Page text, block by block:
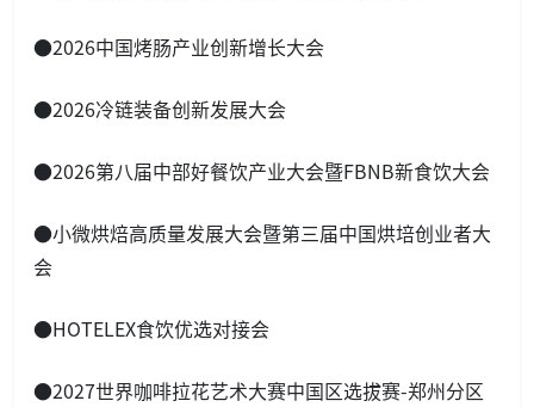
●2026中国烤肠产业创新增长大会
●2026冷链装备创新发展大会
●2026第八届中部好餐饮产业大会暨FBNB新食饮大会
●小微烘焙高质量发展大会暨第三届中国烘培创业者大
会
●HOTELEX食饮优选对接会
●2027世界咖啡拉花艺术大赛中国区选拔赛-郑州分区